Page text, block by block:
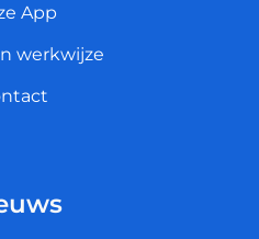
App
werkwijze